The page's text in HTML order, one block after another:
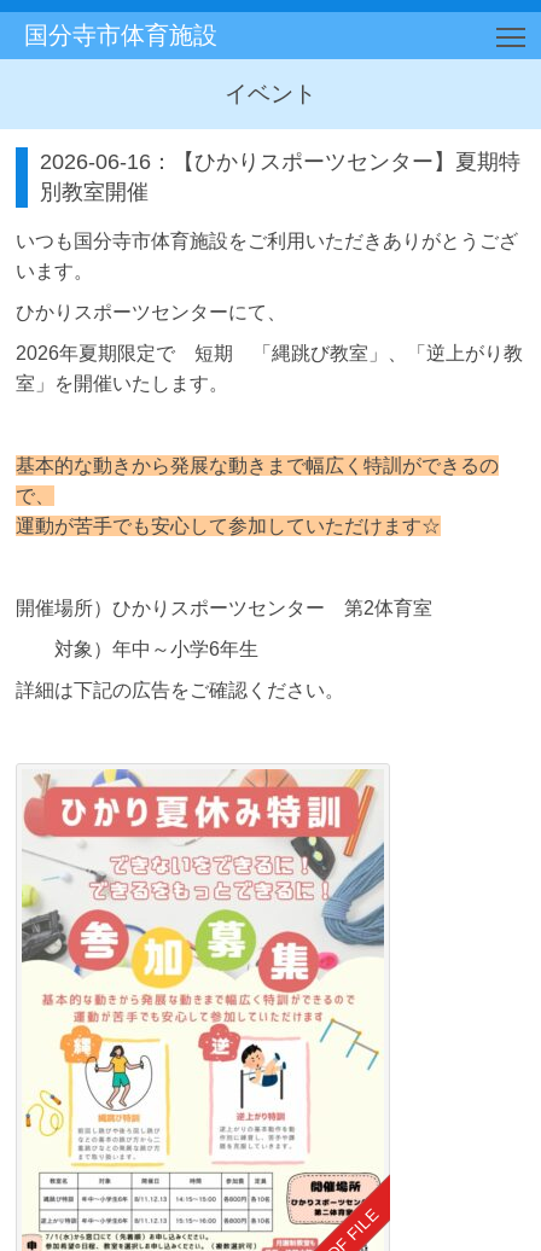
国分寺市体育施設
イベント
2026-06-16：【ひかりスポーツセンター】夏期特
別教室開催
いつも国分寺市体育施設をご利用いただきありがとうござ
います。
ひかりスポーツセンターにて、
2026年夏期限定で 短期 「縄跳び教室」、「逆上がり教
室」を開催いたします。
基本的な動きから発展な動きまで幅広く特訓ができるの
で、
運動が苦手でも安心して参加していただけます☆
開催場所）ひかりスポーツセンター 第2体育室
対象）年中～小学6年生
詳細は下記の広告をご確認ください。